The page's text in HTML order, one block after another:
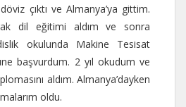
çıktı ve Almanya’ya gittim.
dil eğitimi aldım ve sonra
okulunda Makine Tesisat
başvurdum. 2 yıl okudum ve
aldım. Almanya’dayken
oldu.